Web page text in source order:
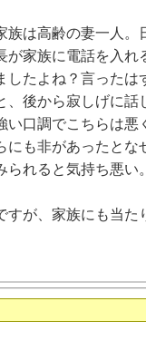
は高齢の妻一人。
家族に電話を入れ
たよね？言ったは
後から寂しげに話
口調でこちらは悪
も非があったとな
れると気持ち悪い
が、家族にも当た